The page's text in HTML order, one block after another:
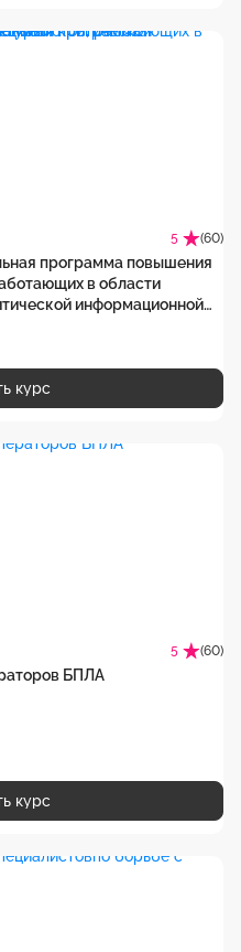
5 (60)
программа повышения
в области
информационной
курс
5 (60)
БПЛА
курс